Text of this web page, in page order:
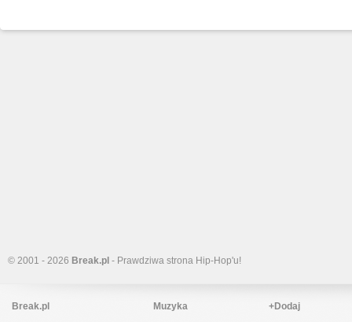
© 2001 - 2026 Break.pl - Prawdziwa strona Hip-Hop'u!
Break.pl
Muzyka
+Dodaj